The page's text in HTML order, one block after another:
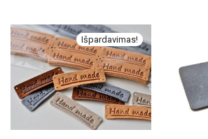
Išpardavimas!